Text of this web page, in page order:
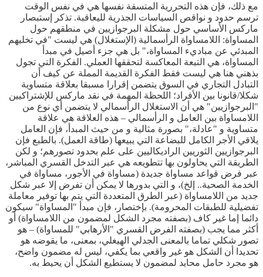
مع ذلك، فإن هذه التحررية المتسقة نفسها هي في نفس الوقت
ترسم حدود و نواقص السياسات الجذرية لليعاقبة. تذكر إستبصار
ماركس الأساسي حول مشكلة البرجوازيين في منطقهم حول
المساواة: اللامساواة الرأسمالية (الإستغلال) هي ليست "في تخليهم
المبدئي عن مباديء المساواة،" بل هي جزء أصيل في مبدأ
المساواة، هي التبعة المعاكسة لتحققها العملي. الفكرة التي تجول
بذهني هنا هي ليست فقط الفكرة القديمة المملة عن كيف أن
التبادل التجاري في السوق يتضمن إقرارا مسبقا بعلاقة متساوية
شكلا/قانونا بين الأفراد؛ اللحظة المهمة في نقد ماركس للإشتراكيين
"البرجوازيين" هي أن الاستغلال الرأسمالي لا يتضمن أي نوع من
اللامساواة بين العامل و الرأسمالي – هذه العلاقة هي علاقة
متساوية و "عادلة،" بصورة مثالية و من حيث المبدأ، فإن العامل
يلاقي الأجر الكامل للبضاعة التي يبيعها (طاقة العمل). بالطبع فإن
البرجوازيين الثوريين الراديكاليين على علم بحدود تصورهم؛ و لكن
الطريقة التي يحاولون بها تتطويعه هي عبر التدخل القسري المباشر،
عبر فرض قواعد مساواة جديدة (مساواة في الأجور، مساواة في
الخدمة الصحية.. إلخ)، و التي بدورها لا يمكن أن تفرض إلا عبر شكل
جديد من اللامساواة (عبر الطرق المتعددة التي يتم بها توفير معاملة
تفضيلية للطبقات المحرومة). بإختصار، فإن مبدأ "المساواة" سيكون
دائما إما غير كاف (بصفته مجرد الشكل لمضمون من اللامساواة) أو
أكثر مما يجب (بصفته الفرض القسري "الأرهابي" للمساواة) – هو
تصور شكلي تماما بالمعنى الجدلي الهيغلي، بمعنى، ما يقوضه هو
تحديدا أن الشكل هو غير واقعي بما يكفي، ليس له مضمون واضح،
هو مجرد حامل محايد لمضمون لا يستطيع الشكل أن يحيط به.